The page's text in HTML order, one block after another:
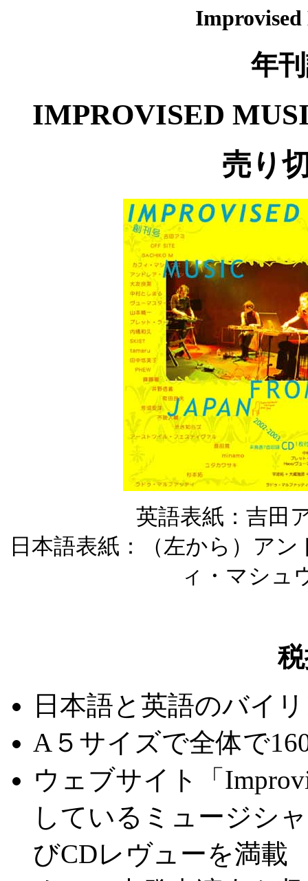
年
IMPROVISED
売り
英語表紙：吉田
日本語表紙：（左から）ア
ィ・マシュ
日本語と英語のバイ
A５サイズで全体で
ウェブサイト「
しているミュージシ
びCDレヴューを満載